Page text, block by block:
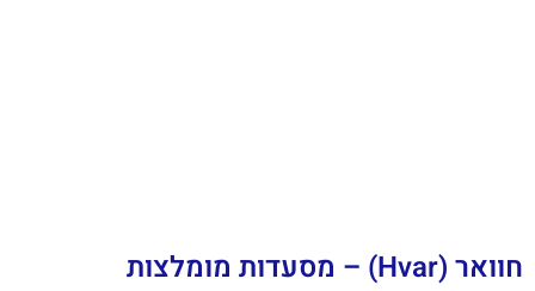
חוואר (Hvar) – מסעדות מומלצות